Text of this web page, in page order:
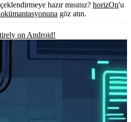
hazır mısınız? horizOn'u
göz atın.
on Android!